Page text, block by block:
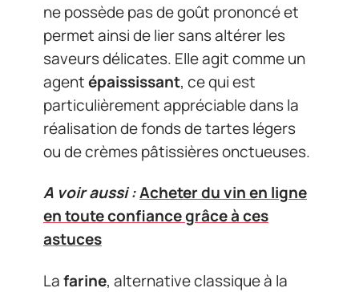
ne possède pas de goût prononcé et
permet ainsi de lier sans altérer les
saveurs délicates. Elle agit comme un
agentépaississant, ce qui est
particulièrement appréciable dans la
réalisation de fonds de tartes légers
ou de crèmes pâtissières onctueuses.
A voir aussi :Acheter du vin en ligne
en toute confiance grâce à ces
astuces
Lafarine, alternative classique à la